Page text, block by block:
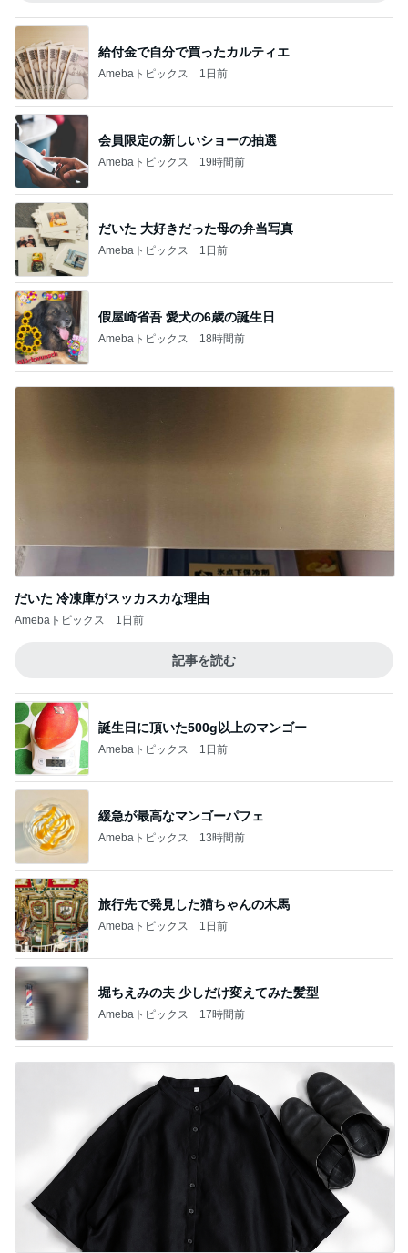
給付金で自分で買ったカルティエ
Amebaトピックス 1日前
会員限定の新しいショーの抽選
Amebaトピックス 19時間前
だいた 大好きだった母の弁当写真
Amebaトピックス 1日前
假屋崎省吾 愛犬の6歳の誕生日
Amebaトピックス 18時間前
だいた 冷凍庫がスッカスカな理由
Amebaトピックス 1日前
記事を読む
誕生日に頂いた500g以上のマンゴー
Amebaトピックス 1日前
緩急が最高なマンゴーパフェ
Amebaトピックス 13時間前
旅行先で発見した猫ちゃんの木馬
Amebaトピックス 1日前
堀ちえみの夫 少しだけ変えてみた髪型
Amebaトピックス 17時間前